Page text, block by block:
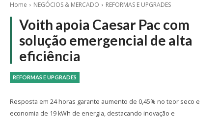
Home NEGÓCIOS & MERCADO REFORMAS E UPGRADES
Voith apoia Caesar Pac com
solução emergencial de alta
eficiência
REFORMAS E UPGRADES
Resposta em 24 horas garante aumento de 0,45% no teor seco e
economia de 19 kWh de energia, destacando inovação e